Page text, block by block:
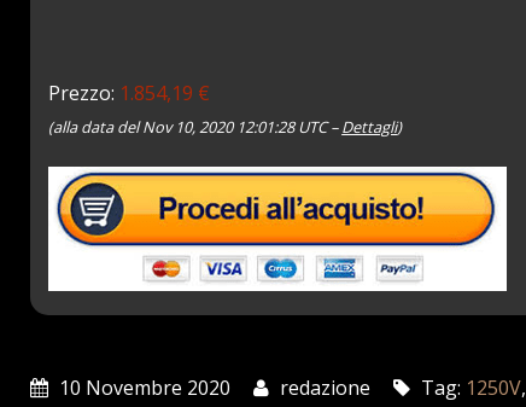
Prezzo: 1.854,19 €
(alla data del Nov 10, 2020 12:01:28 UTC –Dettagli)
10 Novembre 2020 redazione Tag: 1250V,